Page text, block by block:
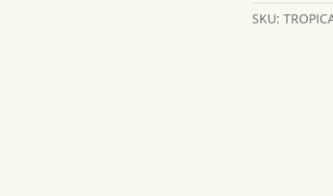
SKU: